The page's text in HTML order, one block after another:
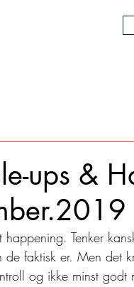
ups &
happening. Tenker
de faktisk er. Men det
og ikke minst godt